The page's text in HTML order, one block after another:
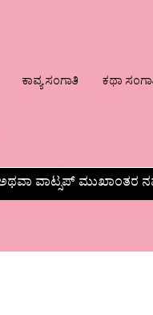
ಕಾವ್ಯ ಸಂಗಾತಿ ಕಥಾ
ವಾಟ್ಸಪ್ ಮುಖಾಂತರ